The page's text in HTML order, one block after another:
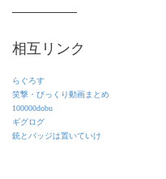
相互リンク
らぐろす
笑撃・びっくり動画まとめ
100000dobu
ギグログ
銃とバッジは置いていけ